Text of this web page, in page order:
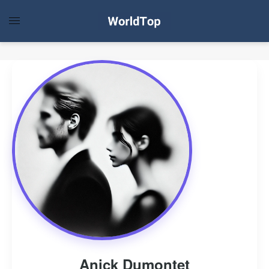
Anick Dumontet